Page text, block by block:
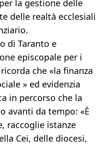
la gestione delle
delle realtà ecclesiali
di Taranto e
episcopale per i
che «la finanza
» ed evidenzia
in percorso che la
avanti da tempo: «È
raccoglie istanze
Cei, delle diocesi,